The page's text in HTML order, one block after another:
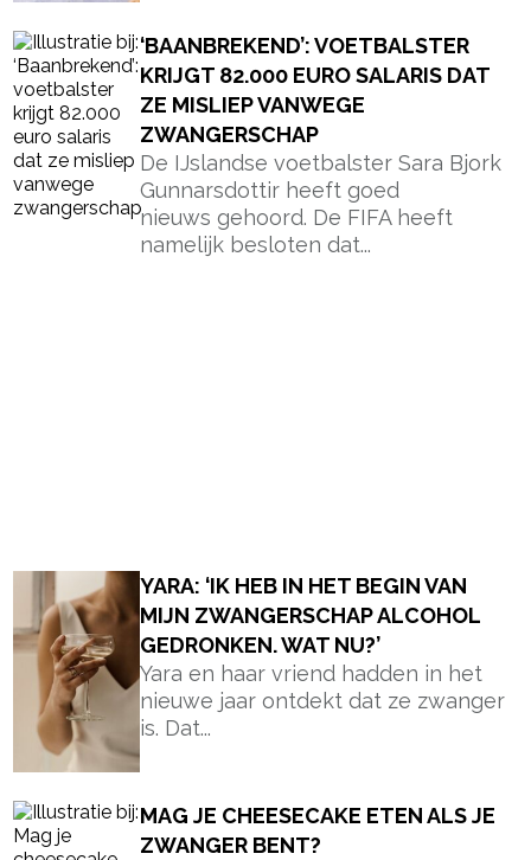
‘BAANBREKEND’: VOETBALSTER
KRIJGT 82.000 EURO SALARIS DAT
ZE MISLIEP VANWEGE
ZWANGERSCHAP
De IJslandse voetbalster Sara Bjork
Gunnarsdottir heeft goed
nieuws gehoord. De FIFA heeft
namelijk besloten dat...
YARA: ‘IK HEB IN HET BEGIN VAN
MIJN ZWANGERSCHAP ALCOHOL
GEDRONKEN. WAT NU?’
Yara en haar vriend hadden in het
nieuwe jaar ontdekt dat ze zwanger
is. Dat...
MAG JE CHEESECAKE ETEN ALS JE
ZWANGER BENT?